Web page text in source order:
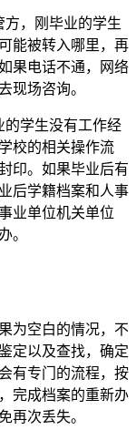
方，刚毕业的学生
能被转入哪里，再
果电话不通，网络
现场咨询。
的学生没有工作经
校的相关操作流
印。如果毕业后有
后学籍档案和人事
业单位机关单位
。
为空白的情况，不
定以及查找，确定
有专门的流程，按
完成档案的重新办
再次丢失。